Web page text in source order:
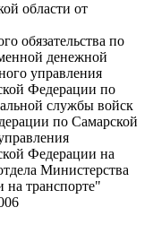
области от
обязательства по
денежной
управления
Федерации по
службы войск
по Самарской
Федерации на
Министерства
на транспорте"